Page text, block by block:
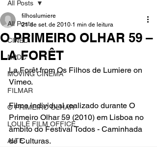
All Posts
CINED
NPDC
MOVING CINEMA
FILMAR
O PRIMEIRO OLHAR
LOULÉ FILM OFFICE
ALTE
All Posts
O PRIMEIRO OLHAR 59 –
LA FORÊT
filhoslumiere
21 de set. de 2010 1 min de leitura
La Forêt from Os Filhos de Lumiere on
Vimeo.
Filme individual realizado durante O
Primeiro Olhar 59 (2010) em Lisboa no
âmbito do Festival Todos - Caminhada
de Culturas.